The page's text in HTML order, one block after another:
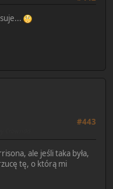
#443
ale jeśli taka była,
tę, o którą mi